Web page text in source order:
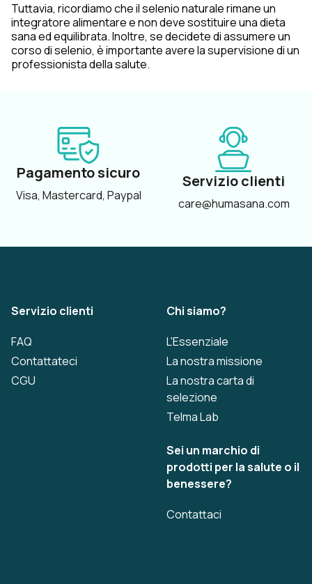
Tuttavia, ricordiamo che il selenio naturale rimane un
integratore alimentare e non deve sostituire una dieta
sana ed equilibrata. Inoltre, se decidete di assumere un
corso di selenio, è importante avere la supervisione di un
professionista della salute.
Pagamento sicuro
Visa, Mastercard, Paypal
Servizio clienti
care@humasana.com
Servizio clienti
FAQ
Contattateci
CGU
Chi siamo?
L'Essenziale
La nostra missione
La nostra carta di
selezione
Telma Lab
Sei un marchio di
prodotti per la salute o il
benessere?
Contattaci